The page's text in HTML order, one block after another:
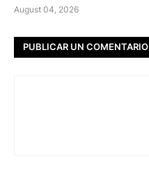
August 04, 2026
PUBLICAR UN COMENTARIO